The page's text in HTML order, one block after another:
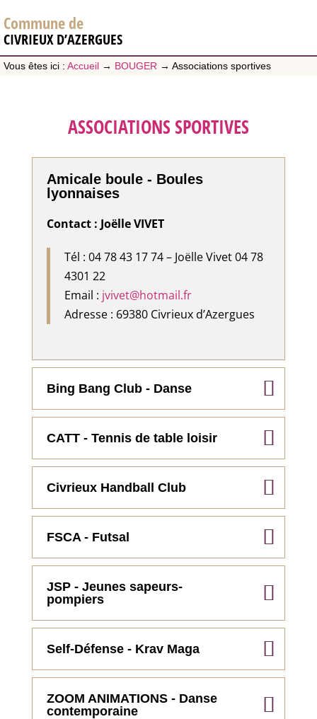
Commune de
CIVRIEUX D’AZERGUES
Vous êtes ici : Accueil → BOUGER → Associations sportives
ASSOCIATIONS SPORTIVES
Amicale boule - Boules
lyonnaises
Contact : Joëlle VIVET
Tél : 04 78 43 17 74 – Joëlle Vivet 04 78
4301 22
Email : jvivet@hotmail.fr
Adresse : 69380 Civrieux d’Azergues
Bing Bang Club - Danse
CATT - Tennis de table loisir
Civrieux Handball Club
FSCA - Futsal
JSP - Jeunes sapeurs-
pompiers
Self-Défense - Krav Maga
ZOOM ANIMATIONS - Danse
contemporaine